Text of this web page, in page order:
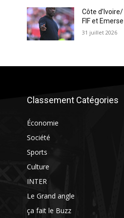
Côte
FIF et
31 juillet 2026
Classement Catégories
Économie
Société
Sports
Culture
INTER
Le Grand angle
ça fait le Buzz